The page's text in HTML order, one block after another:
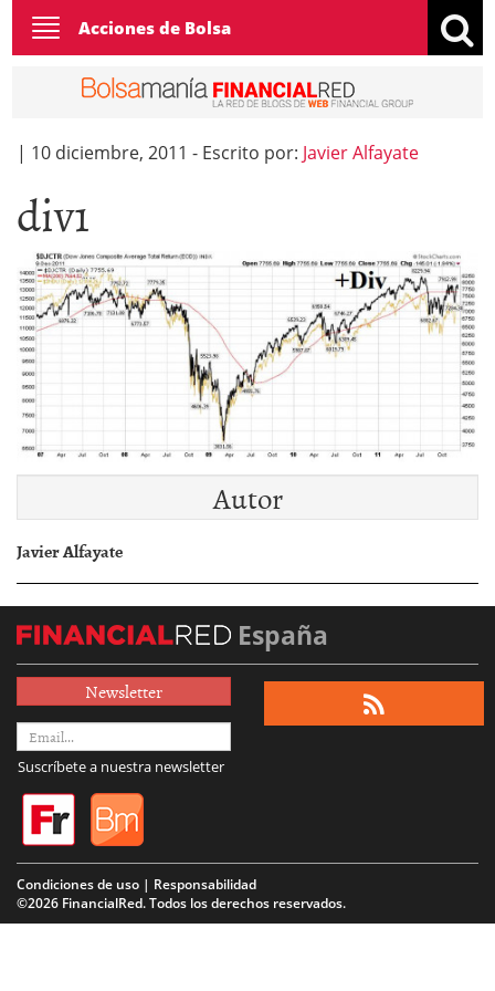
Toggle
navigation
Acciones de Bolsa
| 10 diciembre, 2011 - Escrito por: Javier Alfayate
div1
Autor
Javier Alfayate
España
Newsletter
Suscríbete a nuestra newsletter
Condiciones de uso | Responsabilidad
©2026 FinancialRed. Todos los derechos reservados.